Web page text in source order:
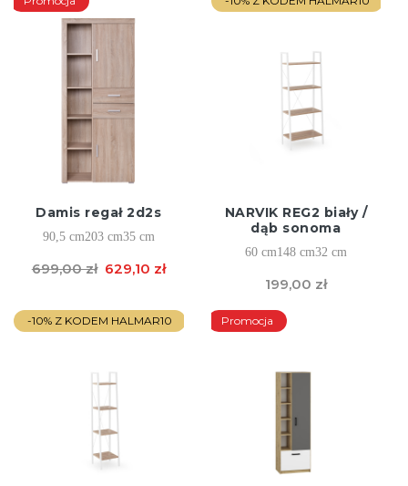
Damis regał 2d2s
90,5 cm203 cm35 cm
629,10 zł
699,00 zł
NARVIK REG2 biały /
dąb sonoma
60 cm148 cm32 cm
199,00 zł
-10% Z KODEM HALMAR10 Promocja